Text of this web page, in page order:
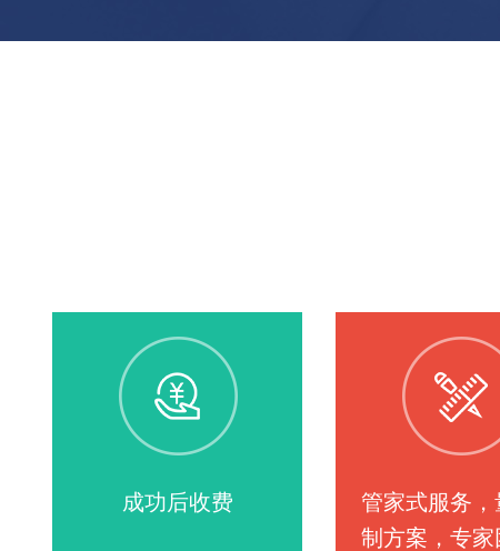
成功后收费
管家式服务，
制方案，专家